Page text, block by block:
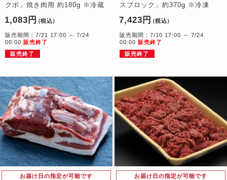
クボ」焼き肉用 約180g ※冷蔵
1,083円 （税込）
販売期間：7/21 17:00 ～ 7/24
00:00 販売終了
販売終了
スブロック」約370g ※冷凍
7,423円 （税込）
販売期間：7/10 17:00 ～ 7/24
00:00 販売終了
販売終了
お届け日の指定が可能です お届け日の指定が可能です